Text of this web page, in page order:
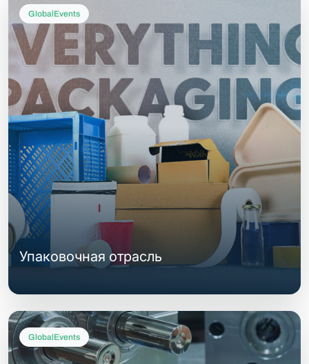
GlobalEvents
Упаковочная отрасль
GlobalEvents